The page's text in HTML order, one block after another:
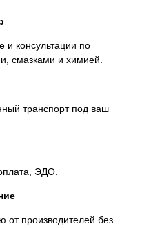
и консультации по
смазками и химией.
транспорт под ваш
ЭДО.
производителей без